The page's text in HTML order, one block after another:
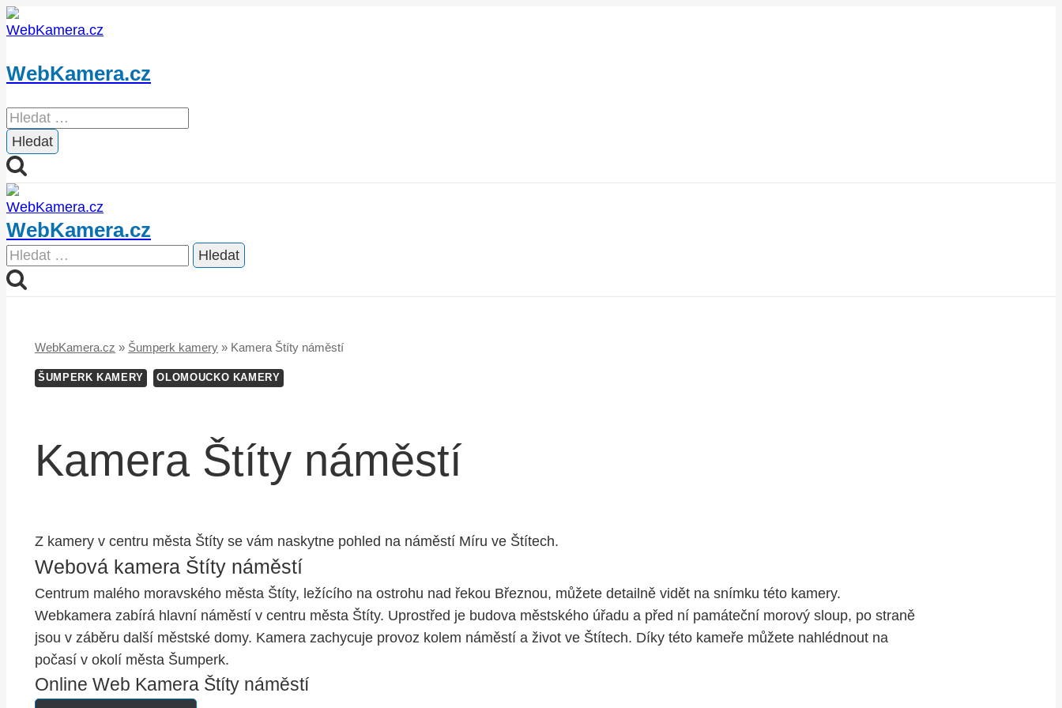
Přeskočit
na
WebKamera.cz
Vyhledávání
WebKamera.cz
Vyhledávání
WebKamera.cz » Šumperk kamery » Kamera Štíty náměstí
ŠUMPERK KAMERY OLOMOUCKO KAMERY
Kamera Štíty náměstí
Z kamery v centru města Štíty se vám naskytne pohled na náměstí Míru ve Štítech.
Webová kamera Štíty náměstí
Centrum malého moravského města Štíty, ležícího na ostrohu nad řekou Březnou, můžete detailně vidět na snímku této kamery.
Webkamera zabírá hlavní náměstí v centru města Štíty. Uprostřed je budova městského úřadu a před ní památeční morový sloup, po straně
jsou v záběru další městské domy. Kamera zachycuje provoz kolem náměstí a život ve Štítech. Díky této kameře můžete nahlédnout na
počasí v okolí města Šumperk.
Online Web Kamera Štíty náměstí